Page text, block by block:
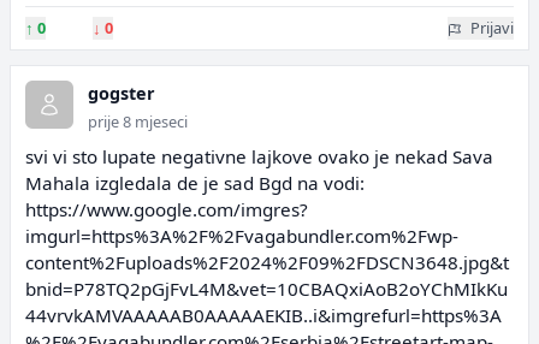
↑ 0 ↓ 0 Prijavi
gogster
prije 8 mjeseci
svi vi sto lupate negativne lajkove ovako je nekad Sava
Mahala izgledala de je sad Bgd na vodi:
https://www.google.com/imgres?
imgurl=https%3A%2F%2Fvagabundler.com%2Fwp-
content%2Fuploads%2F2024%2F09%2FDSCN3648.jpg&t
bnid=P78TQ2pGjFvL4M&vet=10CBAQxiAoB2oYChMIkKu
44vrvkAMVAAAAAB0AAAAAEKIB..i&imgrefurl=https%3A